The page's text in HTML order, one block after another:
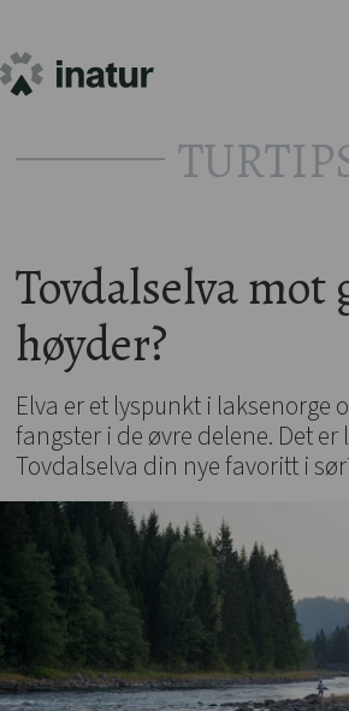
Tovdalselva mot
høyder?
Elva er et lyspunkt i laksenorge
fangster i de øvre delene. Det
Tovdalselva din nye favoritt i